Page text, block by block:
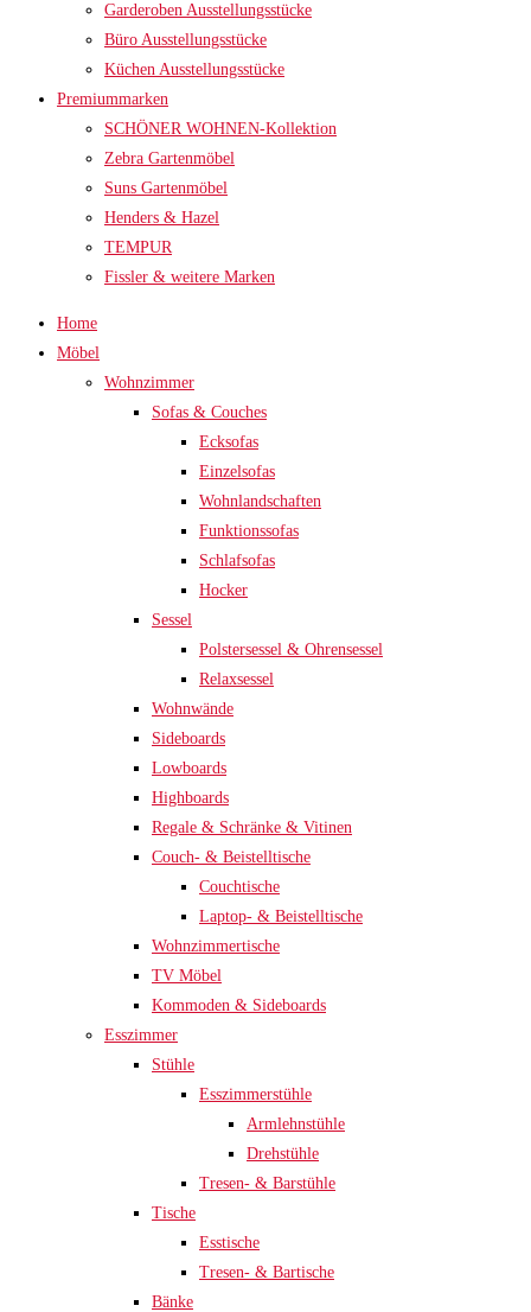
Garderoben Ausstellungsstücke
Büro Ausstellungsstücke
Küchen Ausstellungsstücke
Premiummarken
SCHÖNER WOHNEN-Kollektion
Zebra Gartenmöbel
Suns Gartenmöbel
Henders & Hazel
TEMPUR
Fissler & weitere Marken
Home
Möbel
Wohnzimmer
Sofas & Couches
Ecksofas
Einzelsofas
Wohnlandschaften
Funktionssofas
Schlafsofas
Hocker
Sessel
Polstersessel & Ohrensessel
Relaxsessel
Wohnwände
Sideboards
Lowboards
Highboards
Regale & Schränke & Vitinen
Couch- & Beistelltische
Couchtische
Laptop- & Beistelltische
Wohnzimmertische
TV Möbel
Kommoden & Sideboards
Esszimmer
Stühle
Esszimmerstühle
Armlehnstühle
Drehstühle
Tresen- & Barstühle
Tische
Esstische
Tresen- & Bartische
Bänke